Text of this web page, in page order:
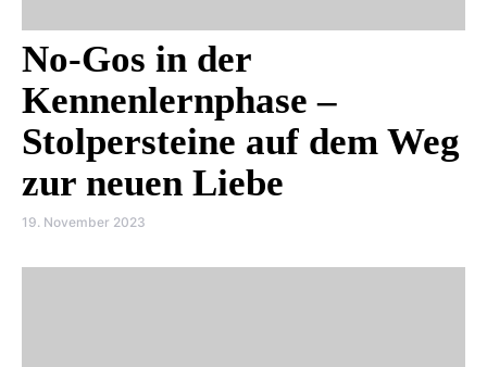
No-Gos in der
Kennenlernphase –
Stolpersteine auf dem Weg
zur neuen Liebe
19. November 2023